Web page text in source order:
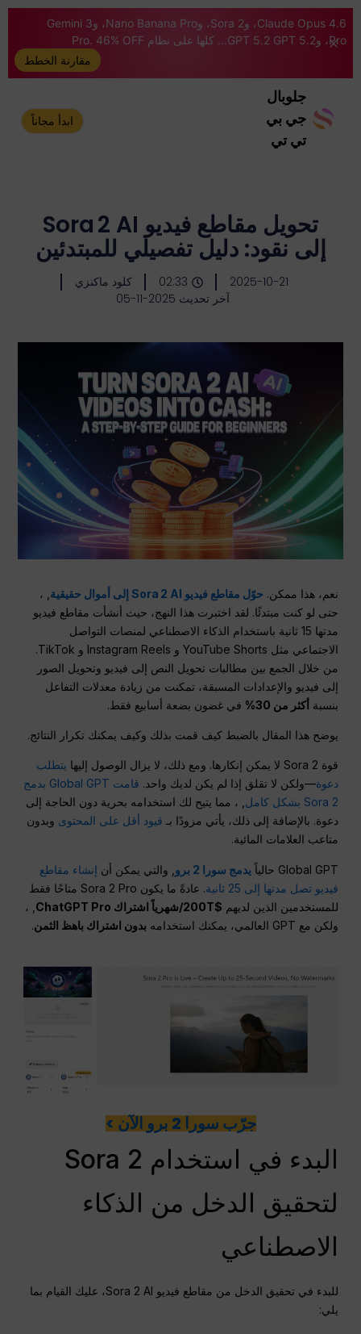
Claude Opus 4.6، وSora 2، وNano Banana Pro، وGemini 3
Pro، وGPT 5.2 GPT 5.2... كلها على نظام Pro. 46% OFF
مقارنة الخطط
جلوبال
جي بي
تي تي
ابدأ مجاناً
تحويل مقاطع فيديو Sora 2 AI
إلى نقود: دليل تفصيلي للمبتدئين
2025-10-21
02:33
كلود ماكنزي
آخر تحديث 2025-11-05
نعم، هذا ممكن. حوّل مقاطع فيديو Sora 2 AI إلى أموال حقيقية
, ،
حتى لو كنت مبتدئًا. لقد اختبرت هذا النهج، حيث أنشأت مقاطع فيديو
مدتها 15 ثانية باستخدام الذكاء الاصطناعي لمنصات التواصل
الاجتماعي مثل YouTube Shorts و Instagram Reels و TikTok.
من خلال الجمع بين مطالبات تحويل النص إلى فيديو وتحويل الصور
إلى فيديو والإعدادات المسبقة، تمكنت من زيادة معدلات التفاعل
بنسبة أكثر من 30% في غضون بضعة أسابيع فقط.
يوضح هذا المقال بالضبط كيف قمت بذلك وكيف يمكنك تكرار النتائج.
قوة Sora 2 لا يمكن إنكارها. ومع ذلك، لا يزال الوصول إليها
يتطلب
دعوة—ولكن لا تقلق إذا لم يكن لديك واحد.
قامت Global GPT بدمج
Sora 2 بشكل كامل
, ، مما يتيح لك استخدامه بحرية دون الحاجة إلى
دعوة. بالإضافة إلى ذلك، يأتي مزودًا بـ قيود أقل على المحتوى وبدون
متاعب العلامات المائية.
Global GPT حالياً يدمج سورا 2 برو , والتي يمكن أن إنشاء مقاطع
فيديو تصل مدتها إلى 25 ثانية
. عادةً ما يكون Sora 2 Pro متاحًا فقط
للمستخدمين الذين لديهم $200T/شهرياً اشتراك ChatGPT Pro
, ،
ولكن مع GPT العالمي، يمكنك استخدامه
بدون اشتراك باهظ الثمن.
جرّب سورا 2 برو الآن >
البدء في استخدام Sora 2
لتحقيق الدخل من الذكاء
الاصطناعي
للبدء في تحقيق الدخل من مقاطع فيديو Sora 2 AI، عليك القيام بما
يلي: